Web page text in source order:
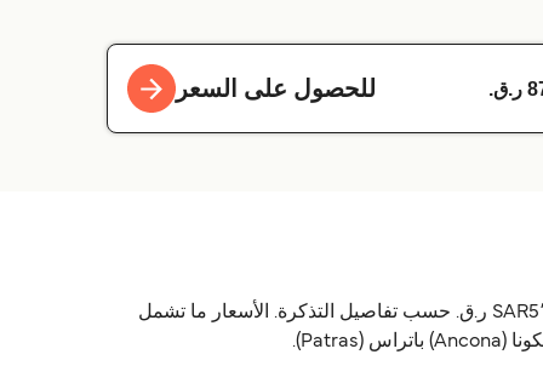
للحصول على السعر
Anek Superfast يشغّل العبّارة من أنكونا (Ancona) إلى باتراس (Patras). أسعار العبّارة تتراوح بين 436٫17 ر.ق.‏SAR و SAR5٬325٫20 ر.ق.‏ حسب تفاصيل التذكرة. الأسعار ما تشمل